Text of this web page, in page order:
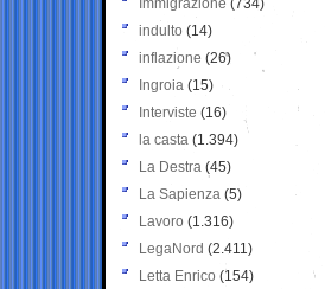
Immigrazione (734)
indulto (14)
inflazione (26)
Ingroia (15)
Interviste (16)
la casta (1.394)
La Destra (45)
La Sapienza (5)
Lavoro (1.316)
LegaNord (2.411)
Letta Enrico (154)